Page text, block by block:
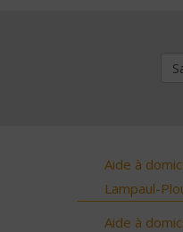
Aide à
Lampaul-
Aide à